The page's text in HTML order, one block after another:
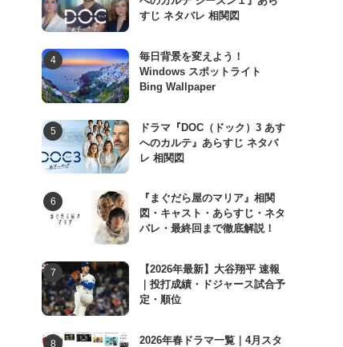
すじ ネタバレ 相関図
毎日背景を変えよう！
Windows スポットライト
Bing Wallpaper
ドラマ『DOC（ドック）3 あす
へのカルテ』あらすじ ネタバ
レ 相関図
『まぐだら屋のマリア』相関
図・キャスト・あらすじ・ネタ
バレ・最終回まで徹底解説！
【2026年最新】大谷翔平 速報
｜投打成績・ドジャース試合予
定・順位
2026年春ドラマ一覧｜4月スタ